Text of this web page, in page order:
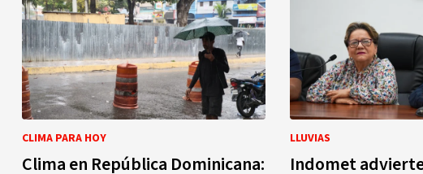
CLIMA PARA HOY
Clima en República Dominicana:
LLUVIAS
Indomet